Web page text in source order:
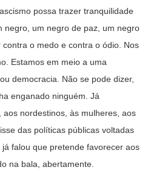
possa trazer tranquilidade
negro, um negro de paz, um negro
contra o medo e contra o ódio. Nos
Estamos em meio a uma
democracia. Não se pode dizer,
enganado ninguém. Já
nordestinos, às mulheres, aos
das políticas públicas voltadas
falou que pretende favorecer aos
na bala, abertamente.